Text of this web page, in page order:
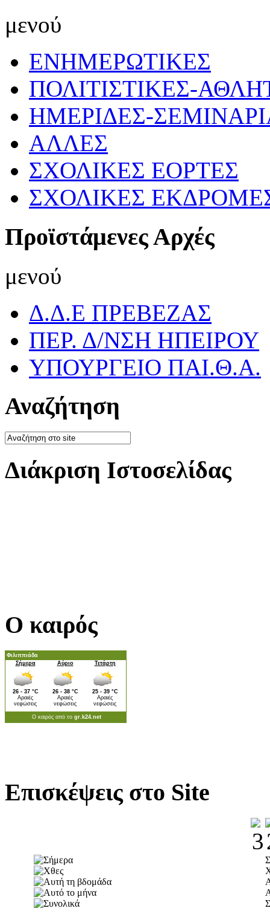
μενού
ΕΝΗΜΕΡΩΤΙΚΕΣ
ΠΟΛΙΤΙΣΤΙΚΕΣ-
ΗΜΕΡΙΔΕΣ-
ΑΛΛΕΣ
ΣΧΟΛΙΚΕΣ ΕΟΡΤΕΣ
ΣΧΟΛΙΚΕΣ
Προϊστάμενες Αρχές
μενού
Δ.Δ.Ε ΠΡΕΒΕΖΑΣ
ΠΕΡ. Δ/ΝΣΗ ΗΠΕΙΡΟΥ
ΥΠΟΥΡΓΕΙΟ ΠΑΙ.Θ.Α.
Αναζήτηση
Διάκριση Ιστοσελίδας
Ο καιρός
Επισκέψεις στο Site